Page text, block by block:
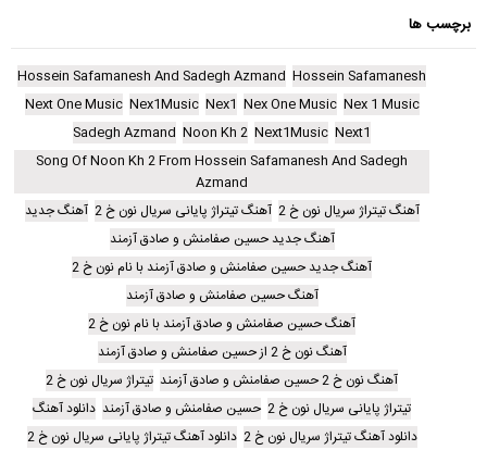
برچسب ها
Hossein Safamanesh
Hossein Safamanesh And Sadegh Azmand
Nex 1 Music
Nex One Music
Nex1
Nex1Music
Next One Music
Next1
Next1Music
Noon Kh 2
Sadegh Azmand
Song Of Noon Kh 2 From Hossein Safamanesh And Sadegh
Azmand
آهنگ تیتراژ سریال نون خ 2
آهنگ تیتراژ پایانی سریال نون خ 2
آهنگ جدید
آهنگ جدید حسین صفامنش و صادق آزمند
آهنگ جدید حسین صفامنش و صادق آزمند با نام نون خ 2
آهنگ حسین صفامنش و صادق آزمند
آهنگ حسین صفامنش و صادق آزمند با نام نون خ 2
آهنگ نون خ 2 از حسین صفامنش و صادق آزمند
آهنگ نون خ 2 حسین صفامنش و صادق آزمند
تیتراژ سریال نون خ 2
تیتراژ پایانی سریال نون خ 2
حسین صفامنش و صادق آزمند دانلود آهنگ
دانلود آهنگ تیتراژ سریال نون خ 2
دانلود آهنگ تیتراژ پایانی سریال نون خ 2